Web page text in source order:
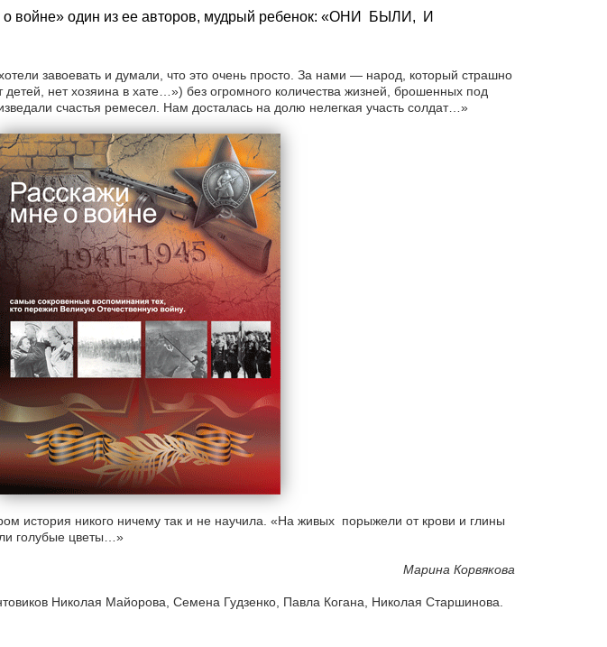
о войне» один из ее авторов, мудрый ребенок: «ОНИ БЫЛИ, И
завоевать и думали, что это очень просто. За нами — народ, который страшно
нет хозяина в хате…») без огромного количества жизней, брошенных под
счастья ремесел. Нам досталась на долю нелегкая участь солдат…»
история никого ничему так и не научила. «На живых порыжели от крови и глины
голубые цветы…»
Марина Корвякова
Николая Майорова, Семена Гудзенко, Павла Когана, Николая Старшинова.